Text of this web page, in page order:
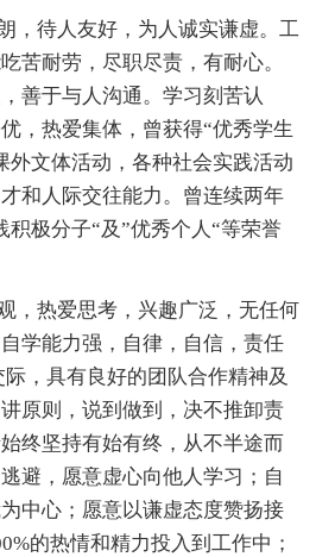
待人友好，为人诚实谦虚。工
苦耐劳，尽职尽责，有耐心。
善于与人沟通。学习刻苦认
，热爱集体，曾获得“优秀学生
外文体活动，各种社会实践活动
和人际交往能力。曾连续两年
积极分子“及”优秀个人“等荣誉
热爱思考，兴趣广泛，无任何
学能力强，自律，自信，责任
，具有良好的团队合作精神及
原则，说到做到，决不推卸责
终坚持有始有终，从不半途而
避，愿意虚心向他人学习；自
中心；愿意以谦虚态度赞扬接
的热情和精力投入到工作中；